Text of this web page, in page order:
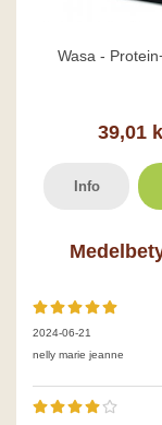
Wasa -
39,01
Info
2024-06-21
nelly marie jeanne